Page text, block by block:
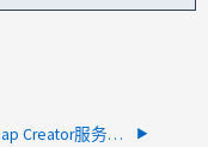
升级Snap Creator服务器或将其移至其他主机将丢失备份计划